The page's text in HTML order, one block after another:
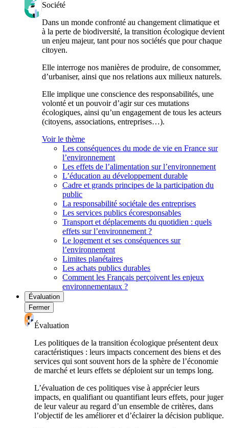
Société
Dans un monde confronté au changement climatique et
à la perte de biodiversité, la transition écologique devient
un enjeu majeur, tant pour nos sociétés que pour chaque
citoyen.
Elle interroge nos manières de produire, de consommer,
d’urbaniser, ainsi que nos relations aux milieux naturels.
Elle implique une conscience des responsabilités, une
volonté et un pouvoir d’agir sur ces mutations
écologiques, ainsi qu’un engagement de tous les acteurs
(citoyens, associations, entreprises…).
Voir le thème
Les conséquences du mode de vie en France sur
l’environnement
Les effets de l’alimentation sur l’environnement
L’éducation au développement durable
Cadre et grands principes de la participation du
public
La responsabilité sociétale des entreprises
Les services publics écoresponsables
Transport et déplacements du quotidien : quels
effets sur l’environnement ?
Le logement et ses conséquences sur
l’environnement
Limites planétaires
Les achats publics durables
Comment les Français perçoivent les enjeux
environnementaux ?
Évaluation
Fermer
Évaluation
Les politiques de la transition écologique présentent deux
caractéristiques : leurs impacts concernent des biens et des
services qui sont souvent hors de la sphère de l’économie
de marché et leurs effets se déploient sur un temps long.
L’évaluation de ces politiques vise à apprécier leurs
impacts, en qualifiant ou quantifiant leurs effets, pour juger
de leur valeur au regard d’un ensemble de critères, dans
l’objectif de les améliorer et d’éclairer la décision publique.